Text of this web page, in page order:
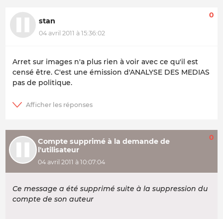
stan
04 avril 2011 à 15:36:02
0
Arret sur images n'a plus rien à voir avec ce qu'il est
censé être. C'est une émission d'ANALYSE DES MEDIAS
pas de politique.
Compte supprimé à la demande de
l'utilisateur
04 avril 2011 à 10:07:04
0
Ce message a été supprimé suite à la suppression du
compte de son auteur